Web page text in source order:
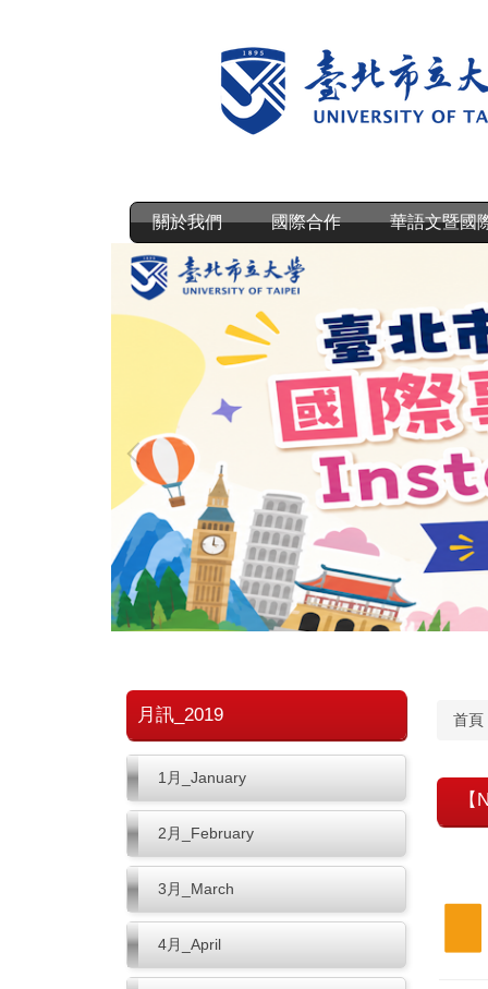
關於我們 國際合作 華語文暨國
月訊_2019
1月_January
2月_February
3月_March
4月_April
首頁